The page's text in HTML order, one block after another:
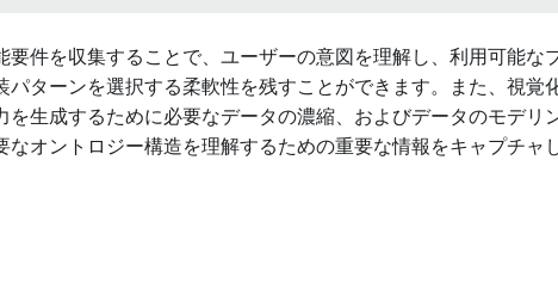
要件を収集することで、ユーザーの意図を理解し、利用可能な
パターンを選択する柔軟性を残すことができます。また、視覚
を生成するために必要なデータの濃縮、およびデータのモデリ
なオントロジー構造を理解するための重要な情報をキャプチャ